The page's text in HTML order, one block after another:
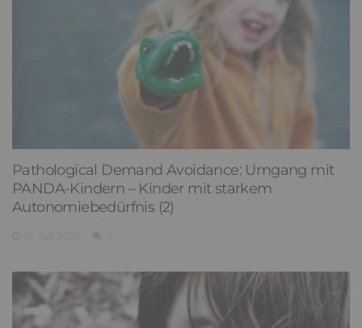
Pathological Demand Avoidance: Umgang mit
PANDA-Kindern – Kinder mit starkem
Autonomiebedürfnis (2)